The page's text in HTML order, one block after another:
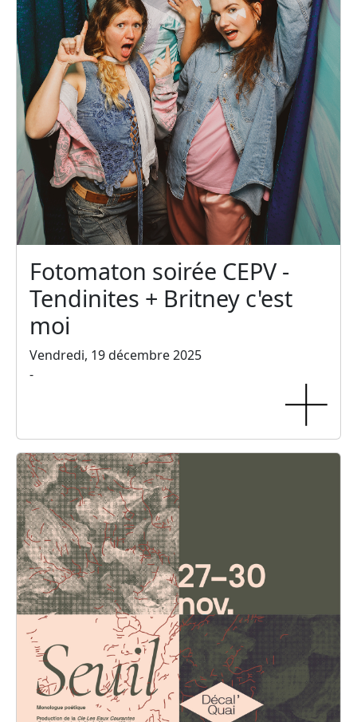
Fotomaton soirée CEPV -
Tendinites + Britney c'est
moi
Vendredi, 19 décembre 2025
-